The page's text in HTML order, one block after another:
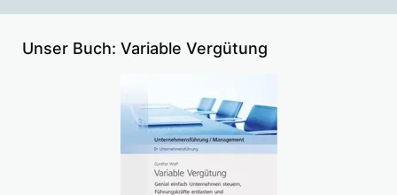
Unser Buch: Variable Vergütung